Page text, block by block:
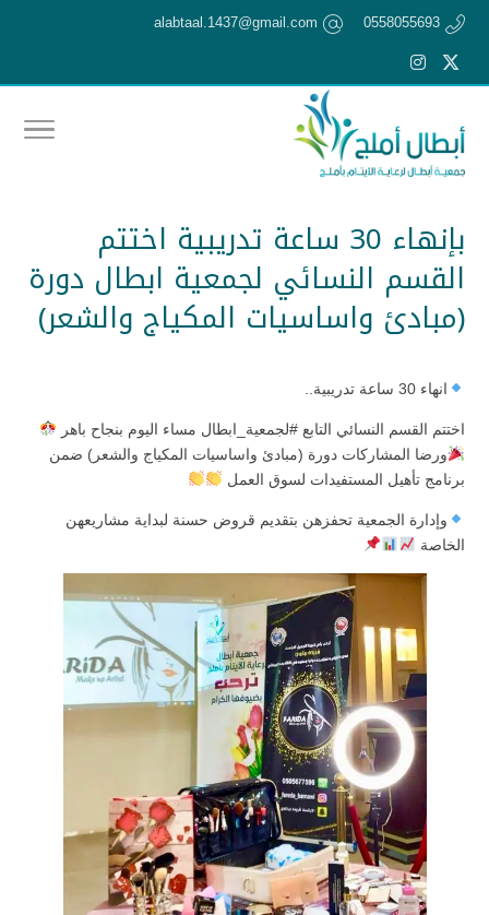
0558055693
alabtaal.1437@gmail.com
بإنهاء 30 ساعة تدريبية اختتم
القسم النسائي لجمعية ابطال دورة
(مبادئ واساسيات المكياج والشعر)
انهاء 30 ساعة تدريبية..
اختتم القسم النسائي التابع #لجمعية_ابطال مساء اليوم بنجاح باهر
ورضا المشاركات دورة (مبادئ واساسيات المكياج والشعر) ضمن
برنامج تأهيل المستفيدات لسوق العمل
وإدارة الجمعية تحفزهن بتقديم قروض حسنة لبداية مشاريعهن
الخاصة